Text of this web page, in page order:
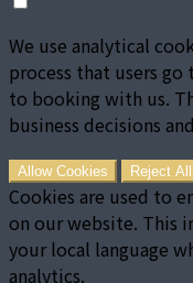
We use analytical
process that users
to booking with us.
business decisions
Allow Cookies Reject All
Cookies are used to
on our website. This
your local language
analytics.